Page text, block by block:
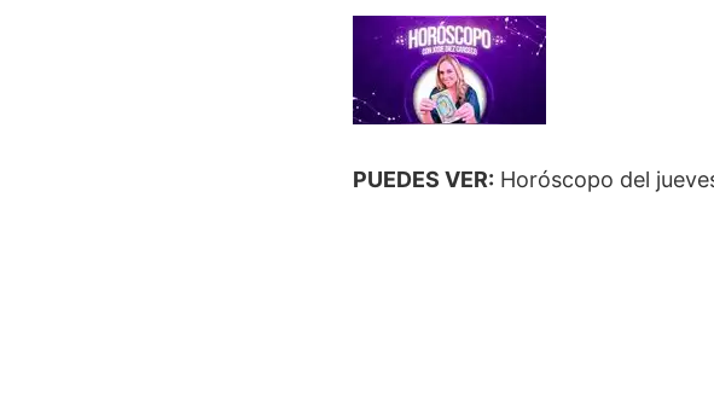
PUEDES VER: Horóscopo del